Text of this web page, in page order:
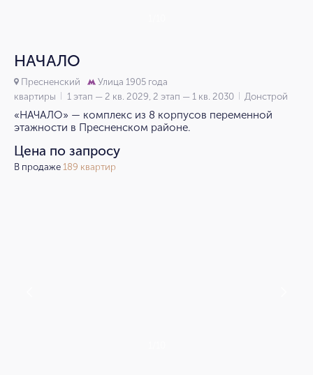
НАЧАЛО
Пресненский
Улица 1905 года
квартиры
1 этап — 2 кв. 2029, 2 этап — 1 кв. 2030 Донстрой
«НАЧАЛО» — комплекс из 8 корпусов переменной
этажности в Пресненском районе.
Цена по запросу
В продаже 189 квартир